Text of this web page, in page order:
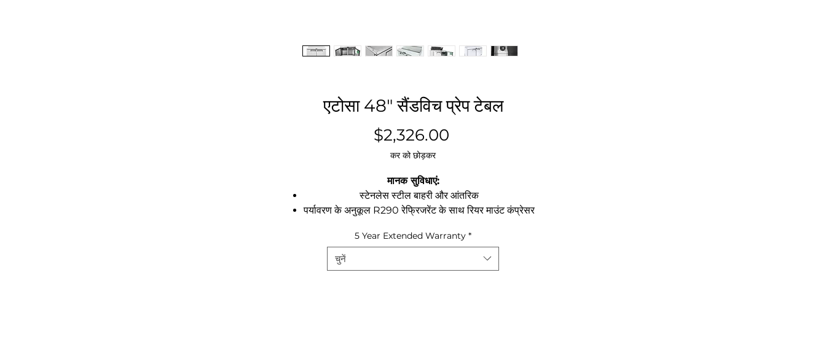
एटोसा 48″ सैंडविच प्रेप टेबल
$2,326.00
कर को छोड़कर
मानक सुविधाएं:
स्टेनलेस स्टील बाहरी और आंतरिक
पर्यावरण के अनुकूल R290 रेफ्रिजरेंट के साथ रियर माउंट कंप्रेसर
33°F - 40°F . के बीच तापमान बनाए रखता है
पूर्व-स्थापित 4 ”गहरे स्टेनलेस स्टील पैन
10 ”काटने का बोर्ड
5 Year Extended Warranty *
चुनें